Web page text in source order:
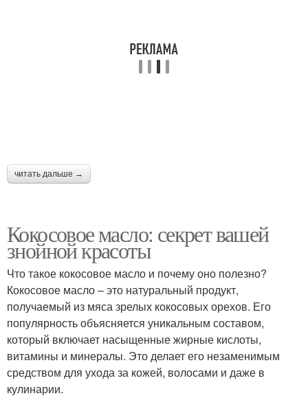
читать дальше →
Кокосовое масло: секрет вашей
знойной красоты
Что такое кокосовое масло и почему оно полезно?
Кокосовое масло – это натуральный продукт,
получаемый из мяса зрелых кокосовых орехов. Его
популярность объясняется уникальным составом,
который включает насыщенные жирные кислоты,
витамины и минералы. Это делает его незаменимым
средством для ухода за кожей, волосами и даже в
кулинарии.